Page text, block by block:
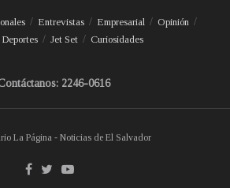
Entrevistas Empresarial
Opinión
Deportes Jet Set Curiosidades
2246-0616
La Página - Noticias de El Salvador